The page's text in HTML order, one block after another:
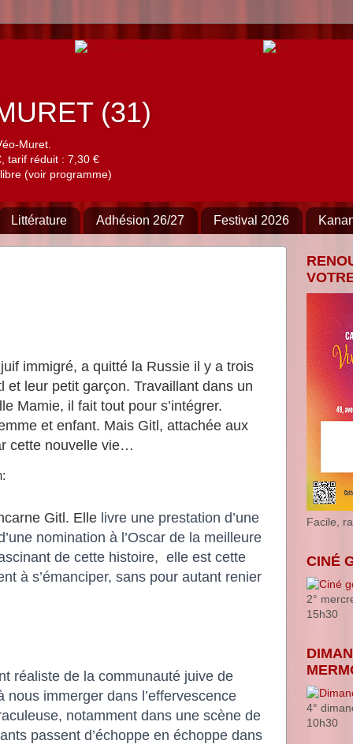
(31)
Muret.
tarif réduit : 7,30 €
(voir programme)
Littérature Adhésion 26/27 Festival 2026
immigré, a quitté la Russie il y a trois
leur petit garçon. Travaillant dans un
Mamie, il fait tout pour s’intégrer.
et enfant. Mais Gitl, attachée aux
cette nouvelle vie…
Gitl. Elle livre une prestation d’une
nomination à l’Oscar de la meilleure
de cette histoire, elle est cette
à s’émanciper, sans pour autant renier
réaliste de la communauté juive de
nous immerger dans l’effervescence
notamment dans une scène de
passent d’échoppe en échoppe dans
Facile,
CINÉ
2°
15h30
4°
10h30